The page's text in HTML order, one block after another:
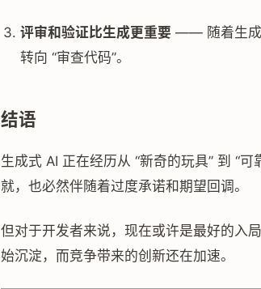
评审和验证比生成更重要 —— 随着生成
转向 “审查代码”。
结语
生成式 AI 正在经历从 “新奇的玩具” 到 “
就，也必然伴随着过度承诺和期望回调。
但对于开发者来说，现在或许是最好的
始沉淀，而竞争带来的创新还在加速。